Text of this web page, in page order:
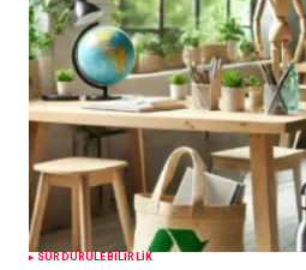
SÜRDÜRÜLEBILIRLIK